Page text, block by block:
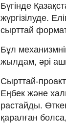
Бүгінде
жүргізілуде.
сырттай
Бұл
жылдам, әрі
Сырттай-
Еңбек және
растайды.
қаралған